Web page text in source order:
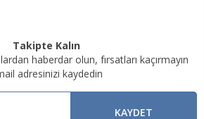
Takipte Kalın
haberdar olun, fırsatları kaçırmayın
adresinizi kaydedin
KAYDET